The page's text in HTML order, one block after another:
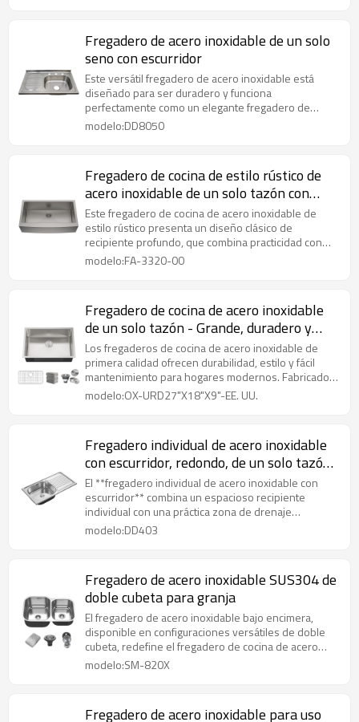
Fregadero de acero inoxidable de un solo
seno con escurridor
Este versátil fregadero de acero inoxidable está
diseñado para ser duradero y funciona
perfectamente como un elegante fregadero de
cocina bajo encimera que combina una integración
modelo:DD8050
Fregadero de cocina de estilo rústico de
acero inoxidable de un solo tazón con
delantal
Este fregadero de cocina de acero inoxidable de
estilo rústico presenta un diseño clásico de
recipiente profundo, que combina practicidad con
atractivo estético, lo que lo convierte en una opción
modelo:FA-3320-00
Fregadero de cocina de acero inoxidable
de un solo tazón - Grande, duradero y
fácil de limpiar
Los fregaderos de cocina de acero inoxidable de
primera calidad ofrecen durabilidad, estilo y fácil
mantenimiento para hogares modernos. Fabricados
en acero inoxidable de grado 304 (18/8 o 18/10),
modelo:OX-URD27"X18"X9"-EE. UU.
Fregadero individual de acero inoxidable
con escurridor, redondo, de un solo tazón,
grado 304
El **fregadero individual de acero inoxidable con
escurridor** combina un espacioso recipiente
individual con una práctica zona de drenaje
integrada, mientras que el **fregadero de cocina
modelo:DD403
Fregadero de acero inoxidable SUS304 de
doble cubeta para granja
El fregadero de acero inoxidable bajo encimera,
disponible en configuraciones versátiles de doble
cubeta, redefine el fregadero de cocina de acero
inoxidable de estilo rústico con su combinación
modelo:SM-820X
Fregadero de acero inoxidable para uso